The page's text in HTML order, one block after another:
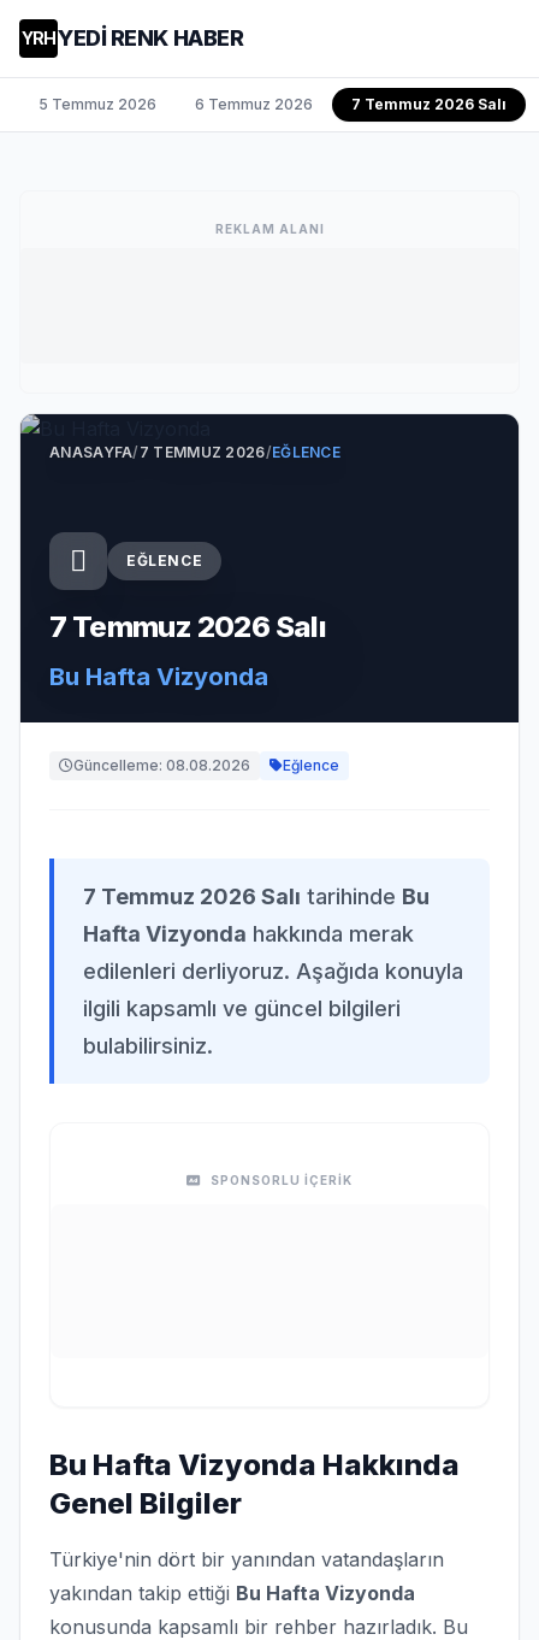
YRHYEDİ RENK HABER
5 Temmuz 2026 6 Temmuz 2026 7 Temmuz 2026 Salı
REKLAM ALANI
ANASAYFA/7 TEMMUZ 2026/EĞLENCE
EĞLENCE
7 Temmuz 2026 Salı
Bu Hafta Vizyonda
Güncelleme: 08.08.2026 Eğlence
7 Temmuz 2026 Salı tarihinde Bu
Hafta Vizyonda hakkında merak
edilenleri derliyoruz. Aşağıda konuyla
ilgili kapsamlı ve güncel bilgileri
bulabilirsiniz.
SPONSORLU İÇERİK
Bu Hafta Vizyonda Hakkında
Genel Bilgiler
Türkiye'nin dört bir yanından vatandaşların
yakından takip ettiği Bu Hafta Vizyonda
konusunda kapsamlı bir rehber hazırladık. Bu